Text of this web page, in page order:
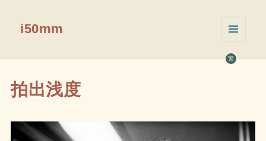
繁
i50mm
挂件
拍出浅度